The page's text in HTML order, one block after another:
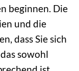
beginnen. Die
und die
dass Sie sich
sowohl